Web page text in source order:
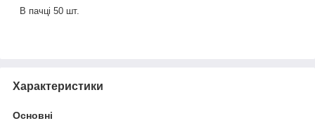
В пачці 50 шт.
Характеристики
Основні